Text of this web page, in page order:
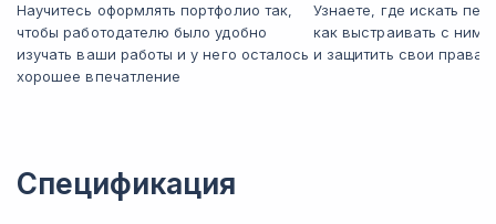
Научитесь оформлять портфолио так,
чтобы работодателю было удобно
изучать ваши работы и у него осталось
хорошее впечатление
Узнаете, где искать
как выстраивать с
и защитить свои права
Спецификация